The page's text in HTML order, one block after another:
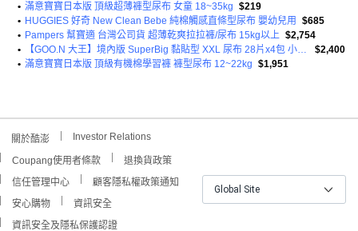
• 滿意寶寶日本版 頂級超薄褲型尿布 女童 18~35kg $219
• HUGGIES 好奇 New Clean Bebe 純棉觸感直條型尿布 嬰幼兒用
$685
• Pampers 幫寶適 台灣公司貨 超薄乾爽拉拉褲/尿布 15kg以上 $2,754
•
【GOO.N 大王】境內版 SuperBig 黏貼型 XXL 尿布 28片x4包 小日所
$2,400
• 滿意寶寶日本版 頂級有機棉學習褲 褲型尿布 12~22kg $1,951
關於酷澎 Investor Relations
Coupang使用者條款
退換貨政策
信任管理中心
顧客隱私權政策通知
安心購物
資訊安全
資訊安全及隱私保護認證
Global Site